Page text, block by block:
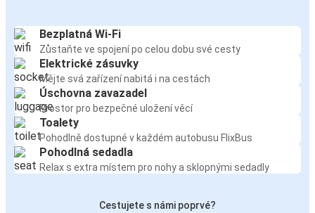
Bezplatná Wi-Fi
Zůstaňte ve spojení po celou dobu své cesty
Elektrické zásuvky
Mějte svá zařízení nabitá i na cestách
Úschovna zavazadel
Prostor pro bezpečné uložení věcí
Toalety
Pohodlně dostupné v každém autobusu FlixBus
Pohodlná sedadla
Relax s extra místem pro nohy a sklopnými sedadly
Cestujete s námi poprvé?